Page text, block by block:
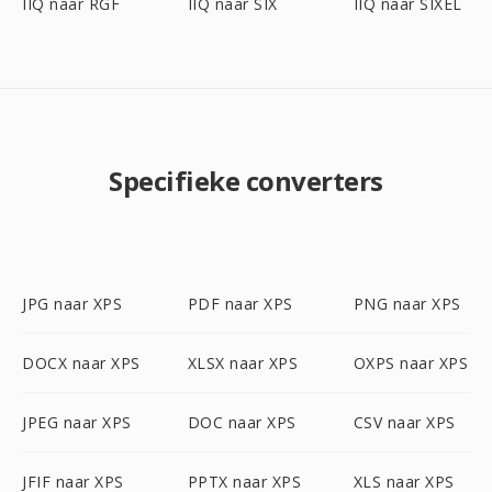
Specifieke converters
JPG naar XPS PDF naar XPS PNG naar XPS
DOCX naar XPS XLSX naar XPS OXPS naar XPS
JPEG naar XPS DOC naar XPS CSV naar XPS
JFIF naar XPS PPTX naar XPS XLS naar XPS